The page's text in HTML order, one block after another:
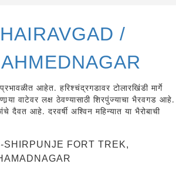
/
आहेत. हरिश्चंद्रगडावर टोलारखिंडी मार्गे
वाटेवर लक्ष ठेवण्यासाठी शिरपुंज्याचा भैरवगड आहे.
दैवत आहे. दरवर्षी अश्विन महिन्यात या भैरोबाची
SHIRPUNJE FORT TREK,